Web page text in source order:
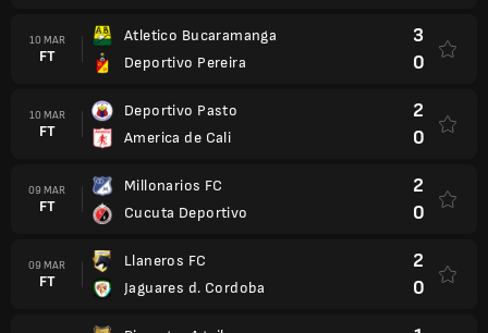
10 MAR
FT
Atletico Bucaramanga
Deportivo Pereira
3
0
10 MAR
FT
Deportivo Pasto
America de Cali
2
0
09 MAR
FT
Millonarios FC
Cucuta Deportivo
2
0
09 MAR
FT
Llaneros FC
Jaguares d. Cordoba
2
0